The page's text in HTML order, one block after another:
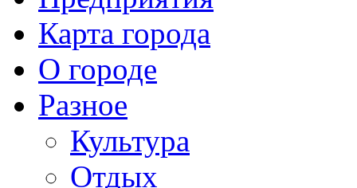
Карта города
О городе
Разное
Культура
Отдых